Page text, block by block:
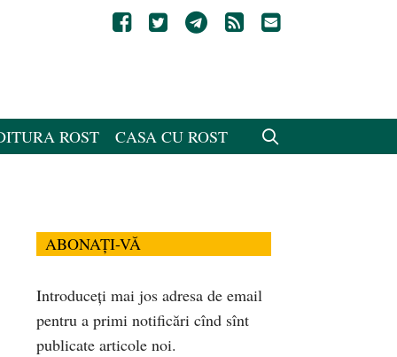
ROST CASA CU ROST
ABONAȚI-VĂ
Introduceți mai jos adresa de email
pentru a primi notificări cînd sînt
publicate articole noi.